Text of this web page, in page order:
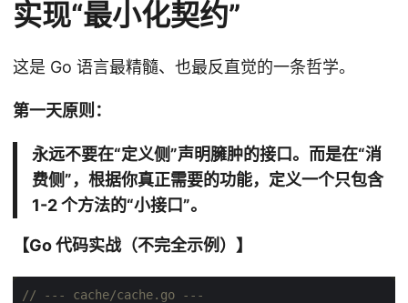
实现“最小化契约”
这是 Go 语言最精髓、也最反直觉的一条哲学。
第一天原则：
永远不要在“定义侧”声明臃肿的接口。而是在“消
费侧”，根据你真正需要的功能，定义一个只包含
1-2 个方法的“小接口”。
【Go 代码实战（不完全示例）】
// --- cache/cache.go ---